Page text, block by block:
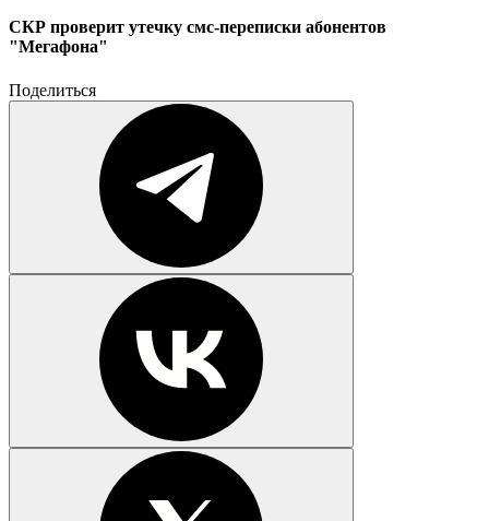
СКР проверит утечку смс-переписки абонентов
"Мегафона"
Поделиться